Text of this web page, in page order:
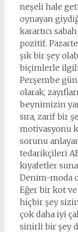
neşeli hale
oynayan
karartıcı
pozitif.
şık bir şey
biçimlerle
Perşembe
olarak,
beynimizin
sıra, zarif bir
motivasyonu
sorunu
tedarikçileri
kıyafetler
Denim-moda
Eğer bir kot
hiçbir şey
çok daha iyi
sinirli bir şey